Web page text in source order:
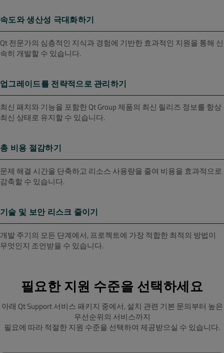
속도와 생산성 극대화하기
Qt 전문가의 심층적인 지식과 경험에 기반한 효과적인 지원을 통해 신
속히 개발할 수 있습니다.
업그레이드를 전략적으로 관리하기
최신 패치와 기능을 포함한 Qt Group 제품의 최신 릴리즈 정보를 항상
최신 상태로 유지할 수 있습니다.
총 비용 절감하기
문제 해결 시간을 단축하고 리소스 사용량을 줄여 비용을 효과적으로
감축할 수 있습니다.
기술 및 보안 리스크 줄이기
개발 주기의 모든 단계에서, 프로젝트에 가장 적합한 최적의 방법이
무엇인지 조언받을 수 있습니다.
필요한 지원 수준을 선택하세요
아래 Qt Support 서비스 패키지 중에서, 설치 관련 기본 문의부터 높은
우선순위의 서비스까지
필요에 따라 적절한 지원 수준을 선택하여 제공받으실 수 있습니다.